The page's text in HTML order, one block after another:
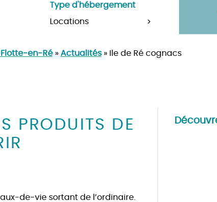
Type d'hébergement
>
en-Ré» Actualités» Ile de Ré cognacs
PRODUITS DE
de-vie sortant de l’ordinaire.